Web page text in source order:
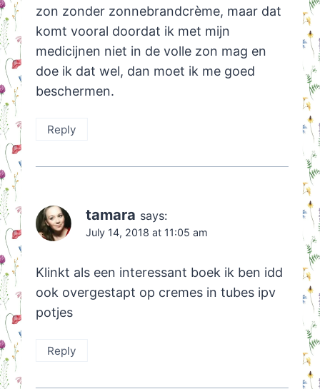
zon zonder zonnebrandcrème, maar dat
komt vooral doordat ik met mijn
medicijnen niet in de volle zon mag en
doe ik dat wel, dan moet ik me goed
beschermen.
Reply
tamara says:
July 14, 2018 at 11:05 am
Klinkt als een interessant boek ik ben idd
ook overgestapt op cremes in tubes ipv
potjes
Reply